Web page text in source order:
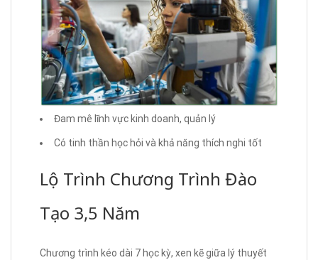
Đam mê lĩnh vực kinh doanh, quản lý
Có tinh thần học hỏi và khả năng thích nghi tốt
Lộ Trình Chương Trình Đào
Tạo 3,5 Năm
Chương trình kéo dài 7 học kỳ, xen kẽ giữa lý thuyết